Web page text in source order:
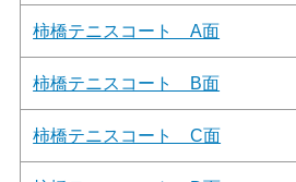
柿橋テニスコート A面
柿橋テニスコート B面
柿橋テニスコート C面